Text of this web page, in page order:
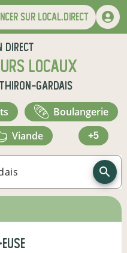
sur local.direct
direct
locaux
Thiron-Gardais
boulangerie
viande +5